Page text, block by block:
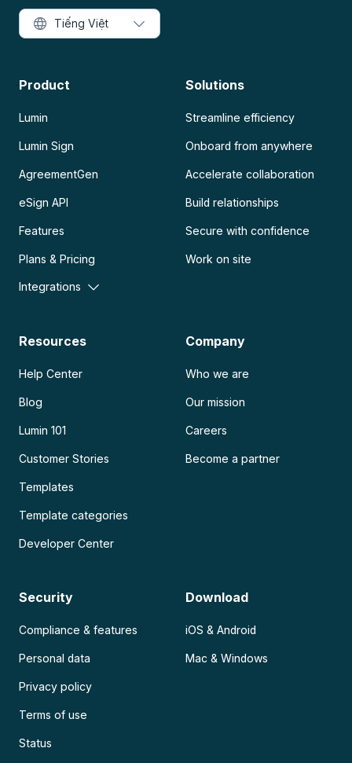
Product
Lumin
Lumin Sign
AgreementGen
eSign API
Features
Plans & Pricing
Integrations
Solutions
Streamline efficiency
Onboard from anywhere
Accelerate collaboration
Build relationships
Secure with confidence
Work on site
Resources
Help Center
Blog
Lumin 101
Customer Stories
Templates
Template categories
Developer Center
Company
Who we are
Our mission
Careers
Become a partner
Security
Compliance & features
Personal data
Privacy policy
Terms of use
Status
Download
iOS & Android
Mac & Windows
Tiếng Việt